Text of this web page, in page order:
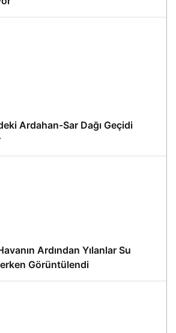
Ardahan-Sar Dağı Geçidi
Ardından Yılanlar Su
Görüntülendi